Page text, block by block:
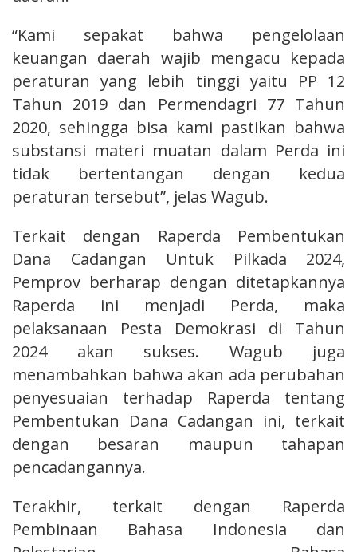
“Kami sepakat bahwa pengelolaan
keuangan daerah wajib mengacu kepada
peraturan yang lebih tinggi yaitu PP 12
Tahun 2019 dan Permendagri 77 Tahun
2020, sehingga bisa kami pastikan bahwa
substansi materi muatan dalam Perda ini
tidak bertentangan dengan kedua
peraturan tersebut”, jelas Wagub.
Terkait dengan Raperda Pembentukan
Dana Cadangan Untuk Pilkada 2024,
Pemprov berharap dengan ditetapkannya
Raperda ini menjadi Perda, maka
pelaksanaan Pesta Demokrasi di Tahun
2024 akan sukses. Wagub juga
menambahkan bahwa akan ada perubahan
penyesuaian terhadap Raperda tentang
Pembentukan Dana Cadangan ini, terkait
dengan besaran maupun tahapan
pencadangannya.
Terakhir, terkait dengan Raperda
Pembinaan Bahasa Indonesia dan